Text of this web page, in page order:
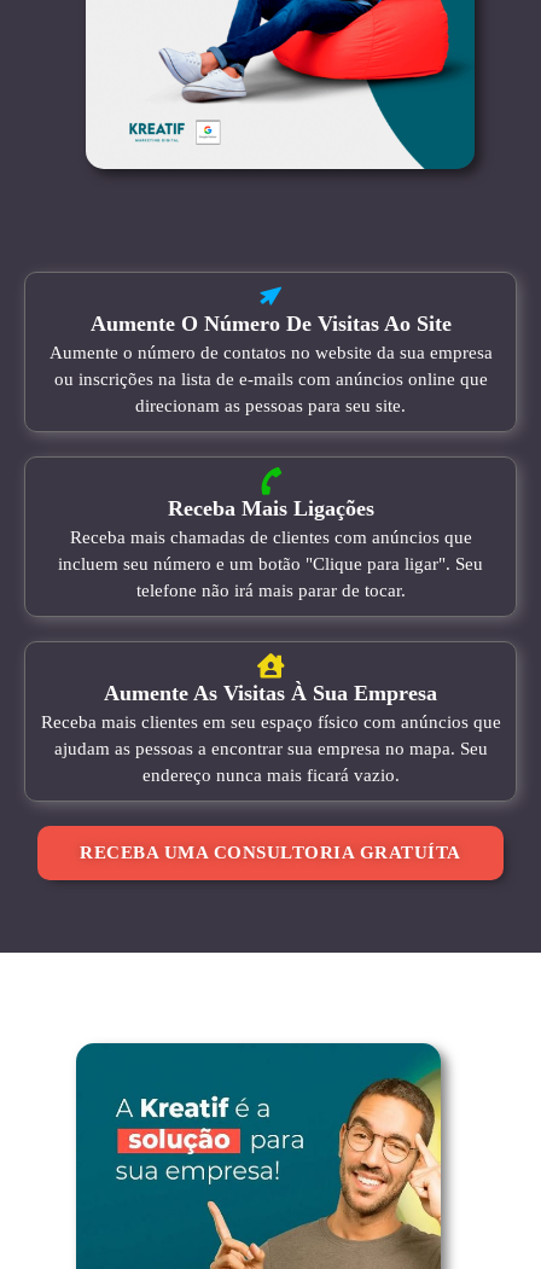
Aumente O Número De Visitas Ao Site
Aumente o número de contatos no website da sua empresa
ou inscrições na lista de e-mails com anúncios online que
direcionam as pessoas para seu site.
Receba Mais Ligações
Receba mais chamadas de clientes com anúncios que
incluem seu número e um botão "Clique para ligar". Seu
telefone não irá mais parar de tocar.
Aumente As Visitas À Sua Empresa
Receba mais clientes em seu espaço físico com anúncios que
ajudam as pessoas a encontrar sua empresa no mapa. Seu
endereço nunca mais ficará vazio.
RECEBA UMA CONSULTORIA GRATUÍTA